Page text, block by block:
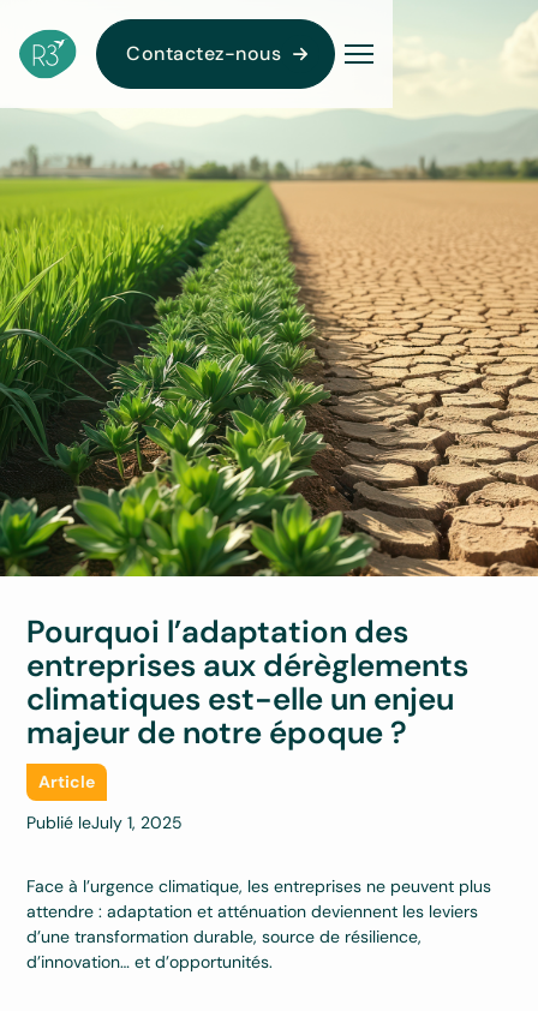
Contactez-nous
Pourquoi l’adaptation des
entreprises aux dérèglements
climatiques est-elle un enjeu
majeur de notre époque ?
Article
Publié leJuly 1, 2025
Face à l’urgence climatique, les entreprises ne peuvent plus
attendre : adaptation et atténuation deviennent les leviers
d’une transformation durable, source de résilience,
d’innovation… et d’opportunités.